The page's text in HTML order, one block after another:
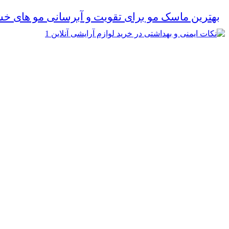
بهترین ماسک مو برای تقویت و آبرسانی مو های